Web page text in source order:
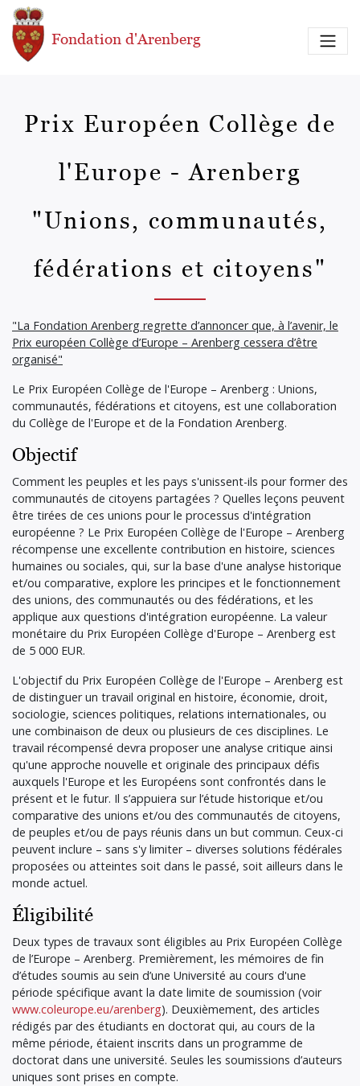
Aller au contenu principal
Fondation d'Arenberg
Prix Européen Collège de
l'Europe - Arenberg
"Unions, communautés,
fédérations et citoyens"
"La Fondation Arenberg regrette d’annoncer que, à l’avenir, le
Prix européen Collège d’Europe – Arenberg cessera d’être
organisé"
Le Prix Européen Collège de l'Europe – Arenberg : Unions,
communautés, fédérations et citoyens, est une collaboration
du Collège de l'Europe et de la Fondation Arenberg.
Objectif
Comment les peuples et les pays s'unissent-ils pour former des
communautés de citoyens partagées ? Quelles leçons peuvent
être tirées de ces unions pour le processus d'intégration
européenne ? Le Prix Européen Collège de l'Europe – Arenberg
récompense une excellente contribution en histoire, sciences
humaines ou sociales, qui, sur la base d'une analyse historique
et/ou comparative, explore les principes et le fonctionnement
des unions, des communautés ou des fédérations, et les
applique aux questions d'intégration européenne. La valeur
monétaire du Prix Européen Collège d'Europe – Arenberg est
de 5 000 EUR.
L'objectif du Prix Européen Collège de l'Europe – Arenberg est
de distinguer un travail original en histoire, économie, droit,
sociologie, sciences politiques, relations internationales, ou
une combinaison de deux ou plusieurs de ces disciplines. Le
travail récompensé devra proposer une analyse critique ainsi
qu'une approche nouvelle et originale des principaux défis
auxquels l'Europe et les Européens sont confrontés dans le
présent et le futur. Il s’appuiera sur l’étude historique et/ou
comparative des unions et/ou des communautés de citoyens,
de peuples et/ou de pays réunis dans un but commun. Ceux-ci
peuvent inclure – sans s'y limiter – diverses solutions fédérales
proposées ou atteintes soit dans le passé, soit ailleurs dans le
monde actuel.
Éligibilité
Deux types de travaux sont éligibles au Prix Européen Collège
de l’Europe – Arenberg. Premièrement, les mémoires de fin
d’études soumis au sein d’une Université au cours d'une
période spécifique avant la date limite de soumission (voir
www.coleurope.eu/arenberg). Deuxièmement, des articles
rédigés par des étudiants en doctorat qui, au cours de la
même période, étaient inscrits dans un programme de
doctorat dans une université. Seules les soumissions d’auteurs
uniques sont prises en compte.